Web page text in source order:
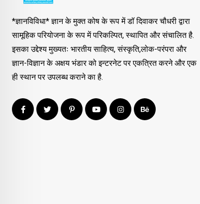
*ज्ञानविविधा* ज्ञान के मुक्त कोष के रूप में डॉ दिवाकर चौधरी द्वारा
सामूहिक परियोजना के रूप में परिकल्पित, स्थापित और संचालित है.
इसका उद्देश्य मुख्यतः भारतीय साहित्य, संस्कृति,लोक-परंपरा और
ज्ञान-विज्ञान के अक्षय भंडार को इन्टरनेट पर एकत्रित करने और एक
ही स्थान पर उपलब्ध कराने का है.